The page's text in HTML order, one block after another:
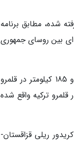
نظر گرفته شده، مطابق برنامه
شده، امروز (یکشنبه 29 خرداد) موافقتنامه ای بین روسای جمهوری
گفتنی است؛ طول این راستا ریلی شش هزار و 336 کیلومتر است که از این میزان، حدود سه هزار و 185 کیلومتر در قلمرو
هزار و 517 کیلومتر در قلمرو ایران و 934 کیلومتر آن در قلمرو ترکیه واقع شده
ریلی قزاقستان-